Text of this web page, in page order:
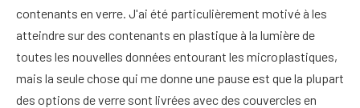
contenants en verre. J'ai été particulièrement motivé à les
atteindre sur des contenants en plastique à la lumière de
toutes les nouvelles données entourant les microplastiques,
mais la seule chose qui me donne une pause est que la plupart
des options de verre sont livrées avec des couvercles en